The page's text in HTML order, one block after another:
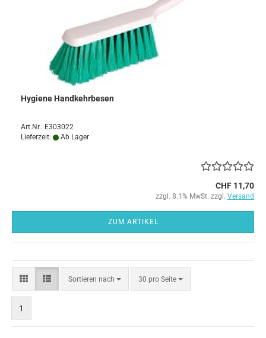
Hygiene Handkehrbesen
Art.Nr.: E303022
Lieferzeit:
Ab Lager
CHF 11,70
zzgl. 8.1% MwSt. zzgl. Versand
ZUM ARTIKEL
Sortieren nach
Sortieren
nach
30 pro Seite
pro Seite
1